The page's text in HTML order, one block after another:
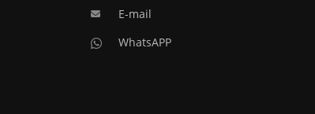
E-mail
WhatsAPP